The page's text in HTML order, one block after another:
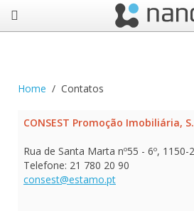
Home Contatos
CONSEST Promoção Imobiliária,
Rua de Santa Marta nº55 - 6º, 1150-
Telefone: 21 780 20 90
consest@estamo.pt